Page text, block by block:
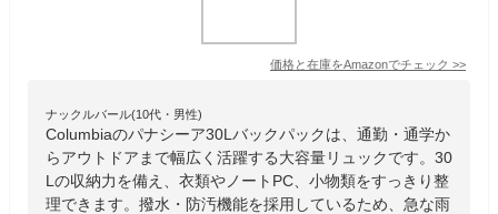
価格と在庫をAmazonでチェック >>
ナックルバール(10代・男性)
Columbiaのパナシーア30Lバックパックは、通勤・通学か
らアウトドアまで幅広く活躍する大容量リュックです。30
Lの収納力を備え、衣類やノートPC、小物類をすっきり整
理できます。撥水・防汚機能を採用しているため、急な雨